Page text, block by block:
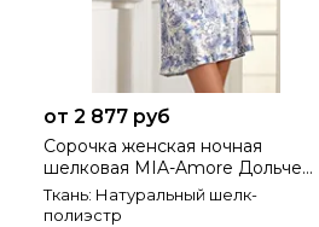
от 2 877 руб
Сорочка женская ночная
шелковая MIA-Amore Дольче
Вита 5914
Ткань: Натуральный шелк-
полиэстр